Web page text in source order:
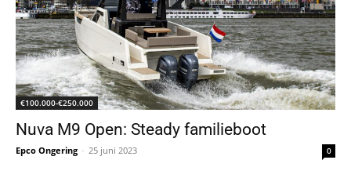
€100.000-€250.000
Nuva M9 Open: Steady familieboot
Epco Ongering - 25 juni 2023 0